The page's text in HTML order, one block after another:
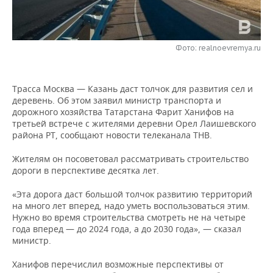
НЕФТЕХИМИЯ
НЕФТЬ
ЭНЕРГЕТИКА
РОЗНИЧНАЯ ТОРГОВЛЯ
НОВОСТИ ТЕХНОЛОГИЙ
ТЕЛЕКОММУНИКАЦИИ
МЕРОПРИЯТИЯ
БИЗНЕС-БРАНЧИ
ONLINE-КОНФЕРЕНЦИИ
ОТКРЫТАЯ ЛЕКЦИЯ
ФУТБОЛ
ХОККЕЙ
БАСКЕТБОЛ
ВОЛЕЙБОЛ
КИБЕРСПОРТ
ФИГУРНОЕ КАТАНИЕ
НОВОСТИ ОБЩЕСТВА
ВЛАСТЬ
ИНФРАСТРУКТУРА
ИСТОРИЯ
КУЛЬТУРА
МЕДИЦИНА
ФОТОГАЛЕРЕЯ
СЮЖЕТЫ
СПРАВОЧНИК
СПИСОК ПЕРСОН
СПИСОК КОМПАНИЙ
ПОЛНАЯ ВЕРСИЯ
Фото: realnoevremya.ru
Трасса Москва — Казань даст толчок для развития сел и
деревень. Об этом заявил министр транспорта и
дорожного хозяйства Татарстана Фарит Ханифов на
третьей встрече с жителями деревни Орел Лаишевского
района РТ, сообщают новости телеканала ТНВ.
Жителям он посоветовал рассматривать строительство
дороги в перспективе десятка лет.
«Эта дорога даст большой толчок развитию территорий
на много лет вперед, надо уметь воспользоваться этим.
Нужно во время строительства смотреть не на четыре
года вперед — до 2024 года, а до 2030 года», — сказал
министр.
Ханифов перечислил возможные перспективы от